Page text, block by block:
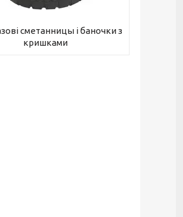
сметанницы і баночки з
кришками